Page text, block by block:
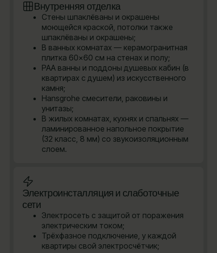
Внутренняя отделка
Стены шпаклёваны и окрашены
моющейся краской, потолки также
шпаклёваны и окрашены;
В ванных комнатах — керамогранитная
плитка 60×60 см на стенах и полу;
PAA ванны и поддоны душевых кабин (в
квартирах с душем) из искусственного
камня;
Hansgrohe cмесители, раковины и
унитазы;
В жилых комнатах, кухнях и спальнях —
ламинированное напольное покрытие
(32 класс, 8 мм) со звукоизоляционным
слоем.
Электроинсталляция и слаботочные
сети
Электросеть с защитой от поражения
электрическим током;
Трёхфазное подключение, у каждой
квартиры свой электросчётчик;